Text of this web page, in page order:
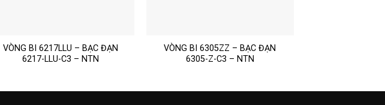
VÒNG BI 6217LLU – BẠC ĐẠN
6217-LLU-C3 – NTN
VÒNG BI 6305ZZ – BẠC ĐẠN
6305-Z-C3 – NTN